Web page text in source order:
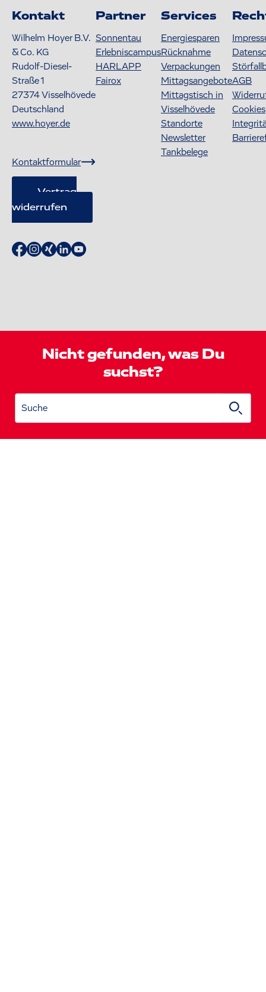
Kontakt
Wilhelm Hoyer B.V.
& Co. KG
Rudolf-Diesel-
Straße 1
27374Visselhövede
Deutschland
www.hoyer.de
Kontaktformular
Vertrag
widerrufen
Partner
Sonnentau
Erlebniscampus
HARLAPP
Fairox
Services
Energiesparen
Rücknahme
Verpackungen
Mittagsangebote
Mittagstisch in
Visselhövede
Standorte
Newsletter
Tankbelege
AGB
Cookies
Nicht gefunden, was Du
suchst?
Suche